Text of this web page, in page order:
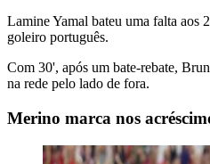
Lamine Yamal bateu uma falta aos
goleiro português.
Com 30', após um bate-rebate,
na rede pelo lado de fora.
Merino marca nos